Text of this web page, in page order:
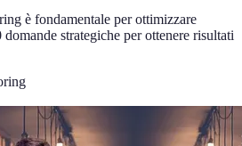
è fondamentale per ottimizzare
strategiche per ottenere risultati